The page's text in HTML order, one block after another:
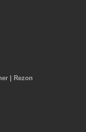
| Rezon